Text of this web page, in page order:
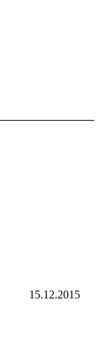
15.12.2015